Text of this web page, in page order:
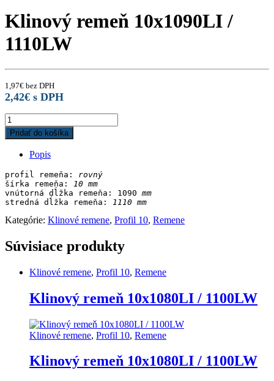
Klinový remeň 10x1090LI /
1110LW
1,97€ bez DPH
2,42€ s DPH
Klinový
remeň
10x1090LI
1110LW
quantity
Pridať do košíka
Popis
profil remeňa: rovný
šírka remeňa:
10 mm
vnútorná dĺžka remeňa: 1090
stredná dĺžka remeňa:
Kategórie: Klinové remene, Profil 10, Remene
Súvisiace produkty
Klinové remene, Profil 10, Remene
Klinový remeň 10x1080LI / 1100LW
Klinové remene, Profil 10, Remene
Klinový remeň 10x1080LI / 1100LW